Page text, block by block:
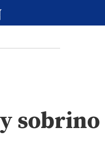
sobrino